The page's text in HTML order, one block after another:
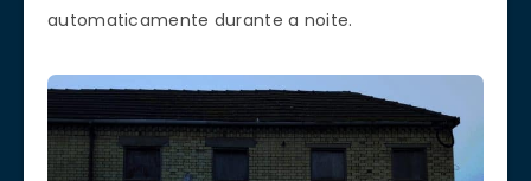
automaticamente durante a noite.